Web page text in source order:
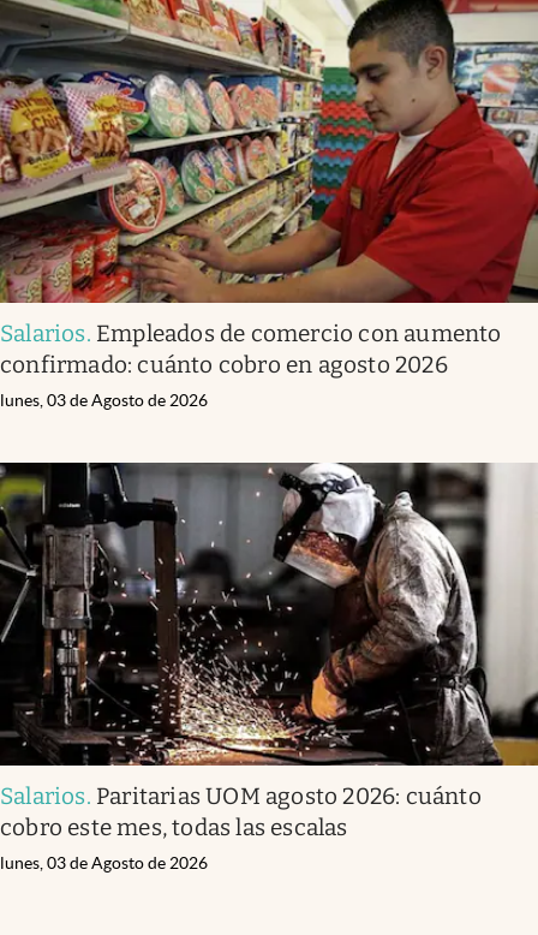
Salarios. Empleados de comercio con aumento
confirmado: cuánto cobro en agosto 2026
lunes, 03 de Agosto de 2026
Salarios. Paritarias UOM agosto 2026: cuánto
cobro este mes, todas las escalas
lunes, 03 de Agosto de 2026